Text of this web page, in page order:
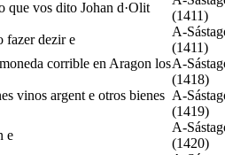
que vos dito Johan d·Olit
(1411)
fazer dezir e
A-
(1411)
corrible en Aragon losA-
(1418)
vinos argent e otros bienes A-
(1419)
e
A-
(1420)